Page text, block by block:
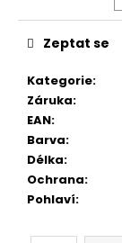
Kategorie:
Záruka:
EAN:
Barva:
Délka:
Ochrana:
Pohlaví:
Zeptat se